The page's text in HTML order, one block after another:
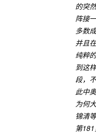
的突
阵接
多数
并且
纯粹
到这
段，
此中
为何
锦清
第